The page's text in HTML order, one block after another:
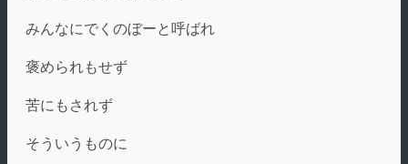
みんなにでくのぼーと呼ばれ
褒められもせず
苦にもされず
そういうものに